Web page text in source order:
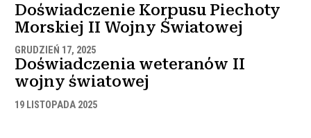
Doświadczenie Korpusu Piechoty
Morskiej II Wojny Światowej
GRUDZIEŃ 17, 2025
Doświadczenia weteranów II
wojny światowej
19 LISTOPADA 2025